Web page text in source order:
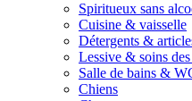
Spiritueux sans
Cuisine & vaisselle
Détergents &
Lessive & soins
Salle de bains &
Chiens